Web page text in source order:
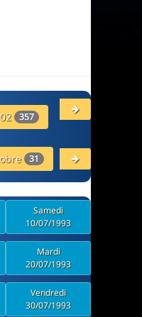
357 2003
31 Novembre
Samedi
10/07/1993
Mardi
20/07/1993
Vendredi
30/07/1993